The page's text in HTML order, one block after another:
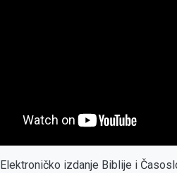
Elektroničko izdanje Biblije i